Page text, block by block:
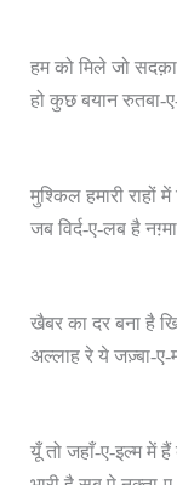
हम को मिले जो
हो कुछ बयान रुतबा-
मुश्किल हमारी राहों
जब विर्द-ए-लब है
खैबर का दर बना है
अल्लाह रे ये जज़्बा-ए-
यूँ तो जहाँ-ए-इल्म में हैं